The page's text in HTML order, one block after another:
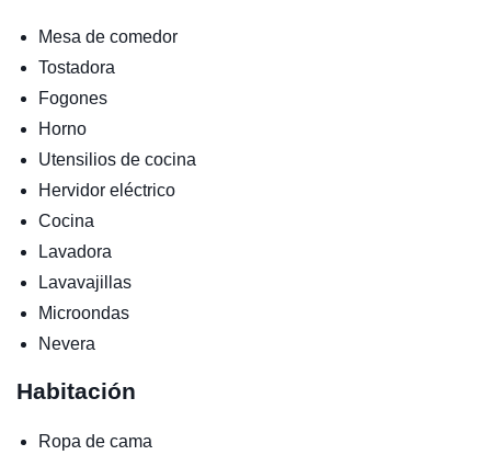
Mesa de comedor
Tostadora
Fogones
Horno
Utensilios de cocina
Hervidor eléctrico
Cocina
Lavadora
Lavavajillas
Microondas
Nevera
Habitación
Ropa de cama